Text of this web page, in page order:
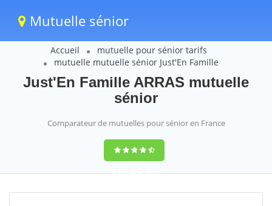
Mutuelle sénior
Accueil
mutuelle pour sénior tarifs
mutuelle mutuelle sénior Just'En Famille
Just'En Famille ARRAS mutuelle
sénior
Comparateur de mutuelles pour sénior en France
9,2(100%)452
votes